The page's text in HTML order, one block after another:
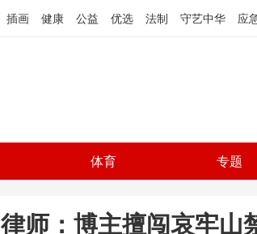
插画 健康 公益 优选 法制 守艺中华 应
体育 专题
律师：博主擅闯哀牢山